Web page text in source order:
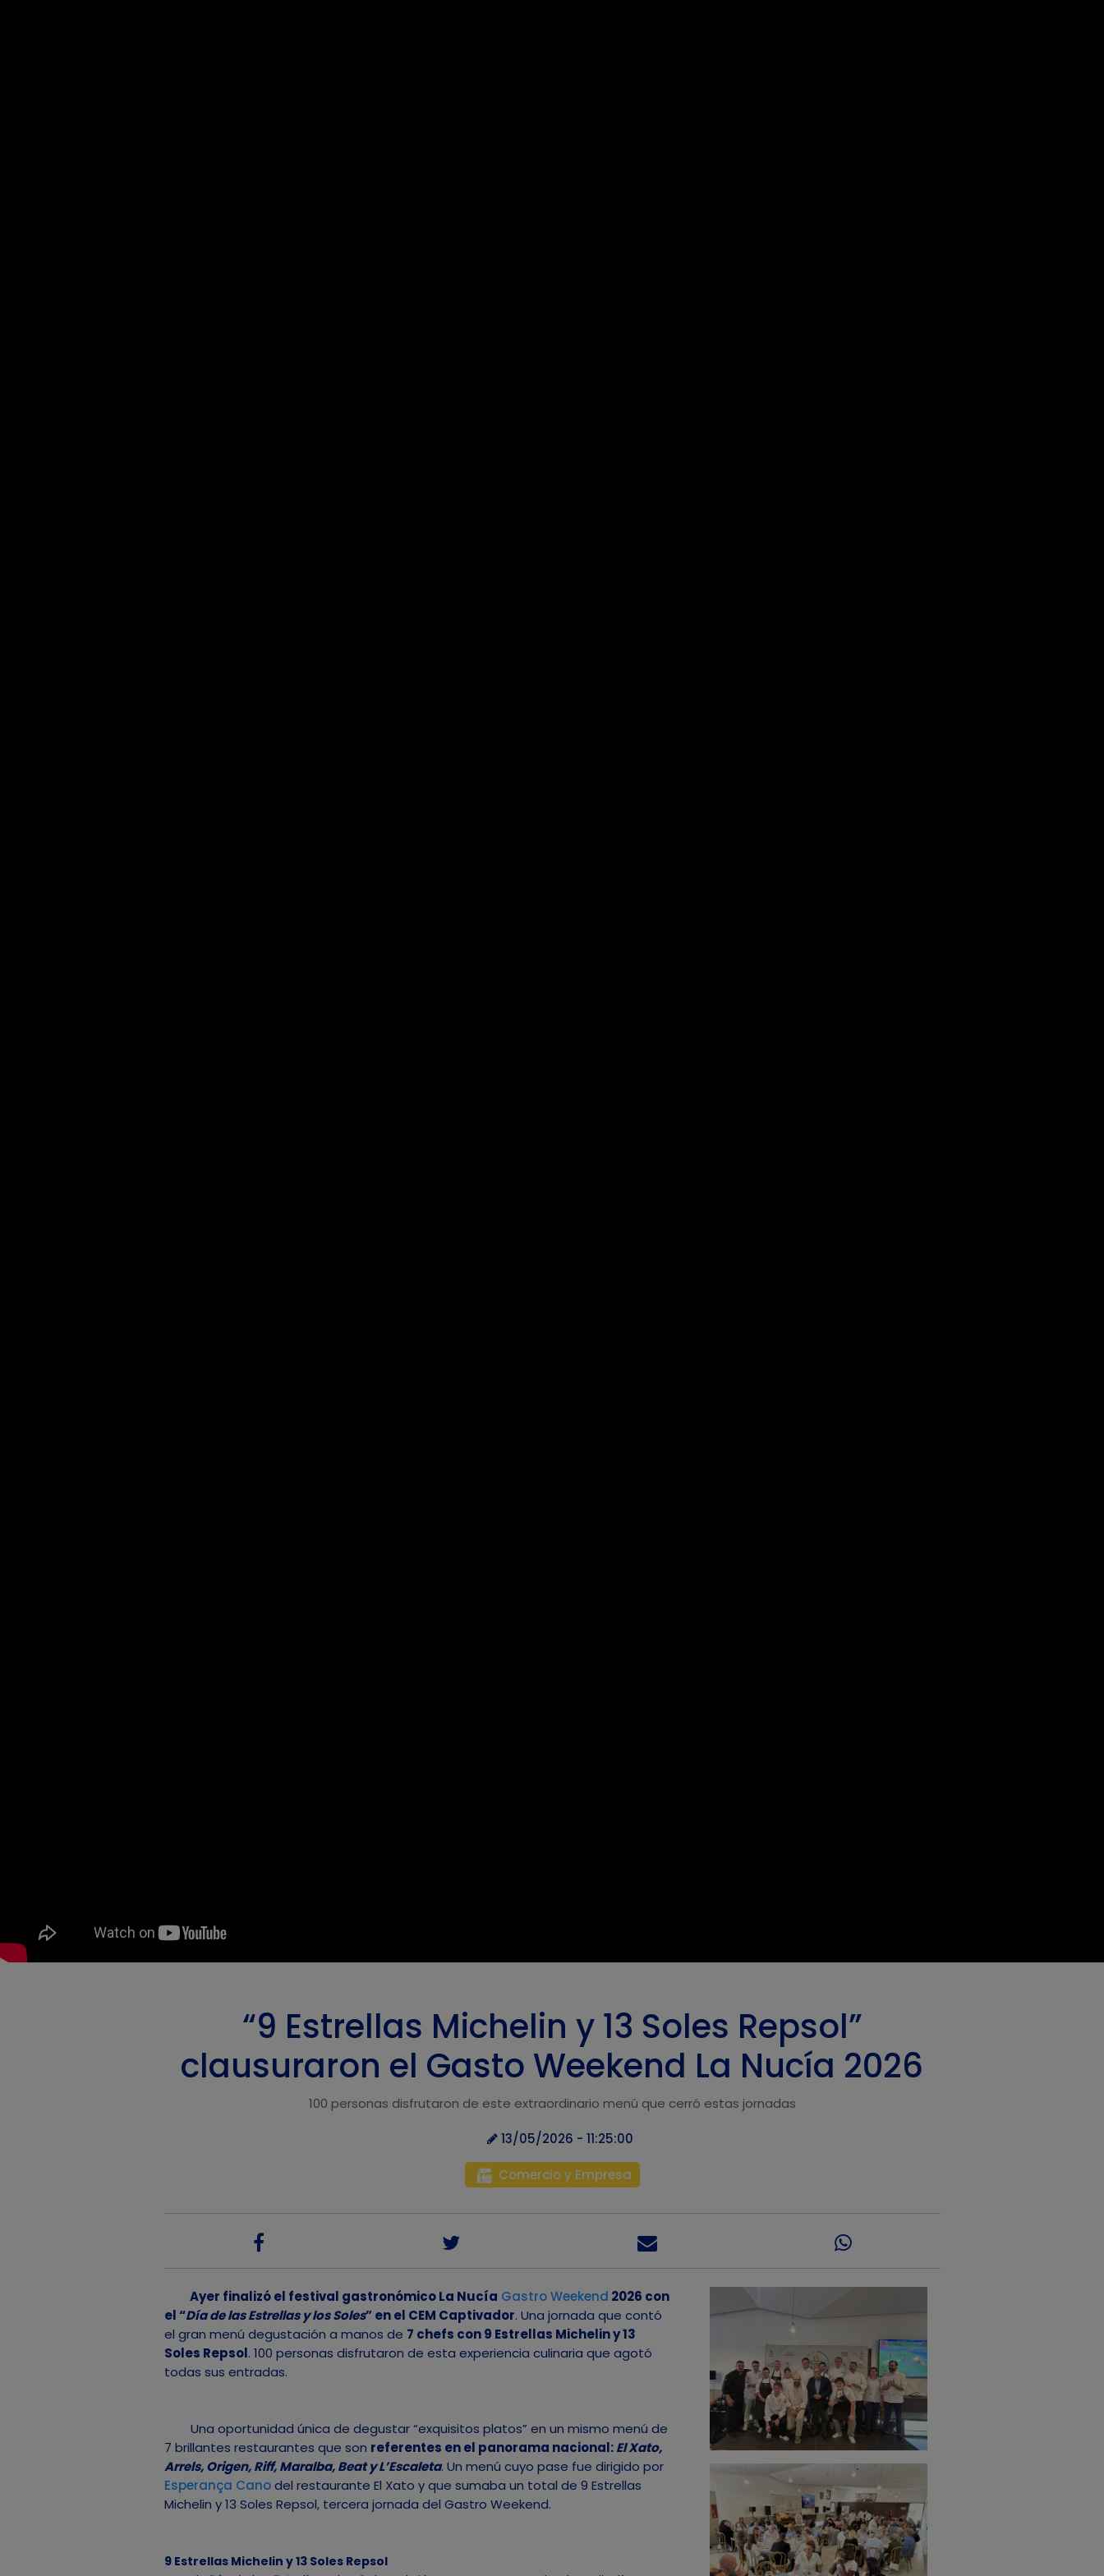
“9 Estrellas Michelin y 13 Soles Repsol”
clausuraron el Gasto Weekend La Nucía 2026
100 personas disfrutaron de este extraordinario menú que cerró estas jornadas
13/05/2026 - 11:25:00
Comercio y Empresa
Ayer finalizó el festival gastronómico La Nucía Gastro Weekend 2026 con
el “Día de las Estrellas y los Soles” en el CEM Captivador. Una jornada que contó
el gran menú degustación a manos de 7 chefs con 9 Estrellas Michelin y 13
Soles Repsol. 100 personas disfrutaron de esta experiencia culinaria que agotó
todas sus entradas.
Una oportunidad única de degustar “exquisitos platos” en un mismo menú de
7 brillantes restaurantes que son referentes en el panorama nacional:El Xato,
Arrels, Origen, Riff, Maralba, Beat y L’Escaleta. Un menú cuyo pase fue dirigido por
Esperança Canodel restaurante El Xato y que sumaba un total de 9 Estrellas
Michelin y 13 Soles Repsol, tercera jornada del Gastro Weekend.
9 Estrellas Michelin y 13 Soles Repsol